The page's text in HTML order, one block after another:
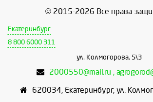
© 2015-2026 Все права
Екатеринбург
8 800 6000 311
ул. Колмогорова, 5\3
2000550@mail.ru ,
620034, Екатеринбург, ул.